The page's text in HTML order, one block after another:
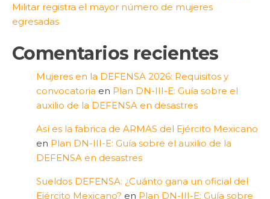
Militar registra el mayor número de mujeres
egresadas
Comentarios recientes
Mujeres en la DEFENSA 2026: Requisitos y
convocatoria en Plan DN-III-E: Guía sobre el
auxilio de la DEFENSA en desastres
Así es la fabrica de ARMAS del Ejército Mexicano
en Plan DN-III-E: Guía sobre el auxilio de la
DEFENSA en desastres
Sueldos DEFENSA: ¿Cuánto gana un oficial del
Ejército Mexicano? en Plan DN-III-E: Guía sobre